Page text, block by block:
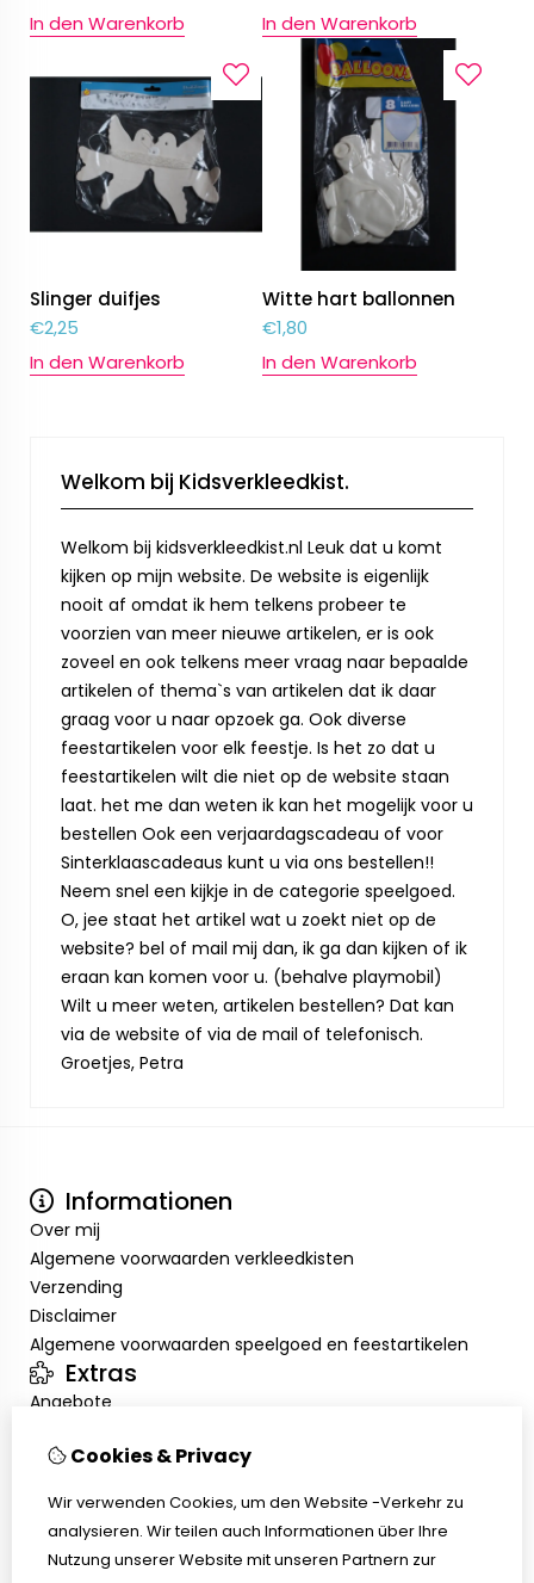
In den Warenkorb
In den Warenkorb
Slinger duifjes
€2,25
In den Warenkorb
Witte hart ballonnen
€1,80
In den Warenkorb
Welkom bij Kidsverkleedkist.
Welkom bij kidsverkleedkist.nl Leuk dat u komt
kijken op mijn website. De website is eigenlijk
nooit af omdat ik hem telkens probeer te
voorzien van meer nieuwe artikelen, er is ook
zoveel en ook telkens meer vraag naar bepaalde
artikelen of thema`s van artikelen dat ik daar
graag voor u naar opzoek ga. Ook diverse
feestartikelen voor elk feestje. Is het zo dat u
feestartikelen wilt die niet op de website staan
laat. het me dan weten ik kan het mogelijk voor u
bestellen Ook een verjaardagscadeau of voor
Sinterklaascadeaus kunt u via ons bestellen!!
Neem snel een kijkje in de categorie speelgoed.
O, jee staat het artikel wat u zoekt niet op de
website? bel of mail mij dan, ik ga dan kijken of ik
eraan kan komen voor u. (behalve playmobil)
Wilt u meer weten, artikelen bestellen? Dat kan
via de website of via de mail of telefonisch.
Groetjes, Petra
Informationen
Over mij
Algemene voorwaarden verkleedkisten
Verzending
Disclaimer
Algemene voorwaarden speelgoed en feestartikelen
Extras
Angebote
Inloggen
Kundenservice
Cookies & Privacy
Wir verwenden Cookies, um den Website -Verkehr zu
analysieren. Wir teilen auch Informationen über Ihre
Nutzung unserer Website mit unseren Partnern zur